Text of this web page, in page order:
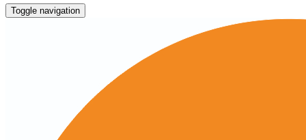
Toggle navigation